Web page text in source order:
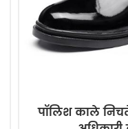
पॉलिश काले